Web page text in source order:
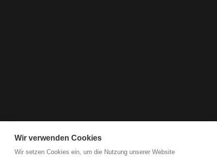
Wir verwenden Cookies
Wir setzen Cookies ein, um die Nutzung unserer Website